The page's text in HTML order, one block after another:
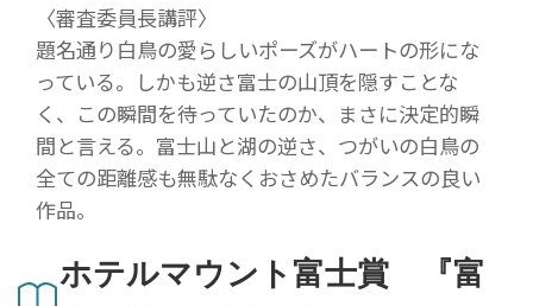
〈審査委員長講評〉
題名通り白鳥の愛らしいポーズがハートの形にな
っている。しかも逆さ富士の山頂を隠すことな
く、この瞬間を待っていたのか、まさに決定的瞬
間と言える。富士山と湖の逆さ、つがいの白鳥の
全ての距離感も無駄なくおさめたバランスの良い
作品。
ホテルマウント富士賞 『富